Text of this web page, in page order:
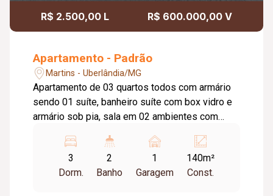
R$ 2.500,00 L R$ 600.000,00 V
Apartamento - Padrão
Martins - Uberlândia/MG
Apartamento de 03 quartos todos com armário
sendo 01 suíte, banheiro suíte com box vidro e
armário sob pia, sala em 02 ambientes com
serviço, 01 banheiro com box vidro e armário
sob pia, 01 vaga de garagem, elevador. #bf25
3
Dorm.
2
Banho
1
Garagem
140m²
Const.